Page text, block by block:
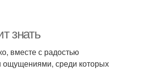
знать
вместе с радостью
ощущениями, среди которых